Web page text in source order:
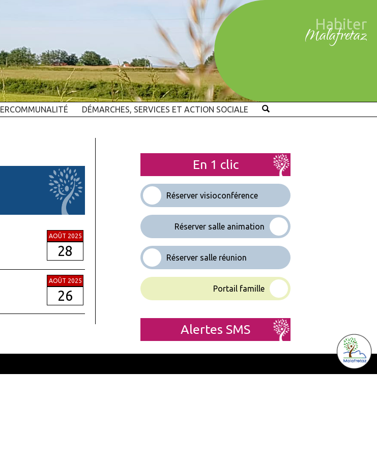
Habiter
Malafretaz
DÉMARCHES, SERVICES ET ACTION SOCIALE
AOÛT 2025
28
AOÛT 2025
26
En 1 clic
Réserver visioconférence
Réserver salle animation
Réserver salle réunion
Portail famille
Alertes SMS